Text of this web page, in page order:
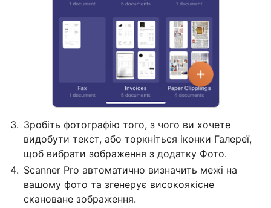
Зробіть фотографію того, з чого ви хочете
видобути текст, або торкніться іконки Галереї,
щоб вибрати зображення з додатку Фото.
Scanner Pro автоматично визначить межі на
вашому фото та згенерує високоякісне
скановане зображення.